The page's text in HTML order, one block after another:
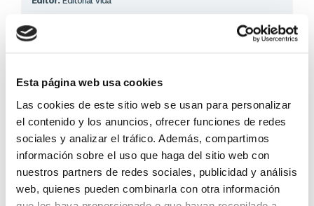
Esta página web usa cookies
Las cookies de este sitio web se usan para personalizar
el contenido y los anuncios, ofrecer funciones de redes
sociales y analizar el tráfico. Además, compartimos
información sobre el uso que haga del sitio web con
nuestros partners de redes sociales, publicidad y análisis
web, quienes pueden combinarla con otra información
Ahorras: 0,80 € (5%)
En stock(2 unidades)
Recíbelo en 24/48H*
*Ver condiciones de envío
Cantidad